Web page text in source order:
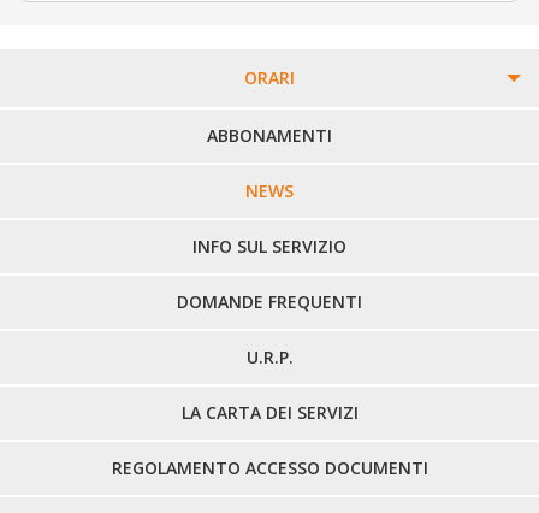
ORARI
PERCORSI URBANI IN BIELLA
LINEE URBANE VERCELLI
LINEE EXTRAURBANE
ABBONAMENTI
NEWS
INFO SUL SERVIZIO
DOMANDE FREQUENTI
U.R.P.
LA CARTA DEI SERVIZI
REGOLAMENTO ACCESSO DOCUMENTI